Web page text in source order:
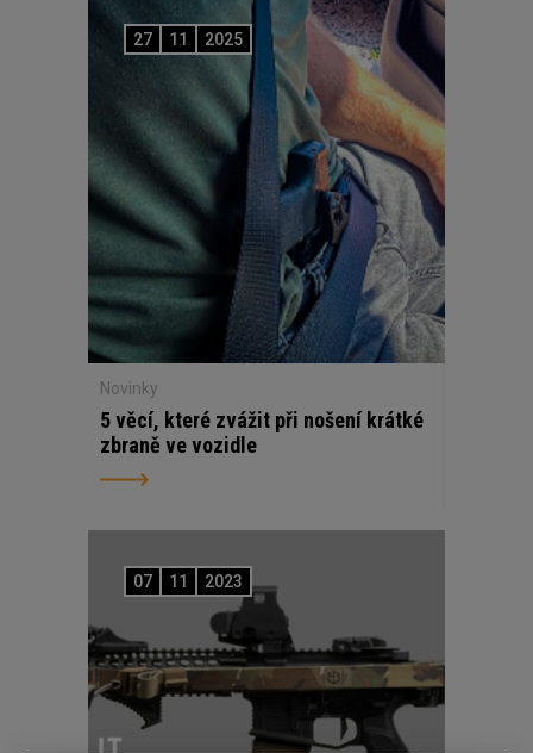
27 11 2025
Novinky
5 věcí, které zvážit při nošení krátké
zbraně ve vozidle
07 11 2023